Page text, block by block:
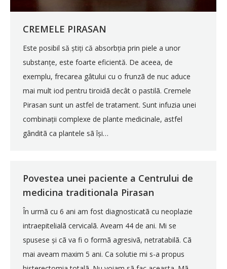
CREMELE PIRASAN
Este posibil să știți că absorbția prin piele a unor
substanțe, este foarte eficientă. De aceea, de
exemplu, frecarea gâtului cu o frunzã de nuc aduce
mai mult iod pentru tiroidã decât o pastilã. Cremele
Pirasan sunt un astfel de tratament. Sunt infuzia unei
combinații complexe de plante medicinale, astfel
gânditã ca plantele sã își…
Povestea unei paciente a Centrului de
medicina traditionala Pirasan
În urmã cu 6 ani am fost diagnosticatã cu neoplazie
intraepitelialã cervicalã. Aveam 44 de ani. Mi se
spusese și cã va fi o formã agresivã, netratabilã. Cã
mai aveam maxim 5 ani. Ca solutie mi s-a propus